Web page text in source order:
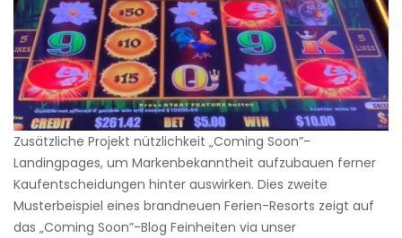
Zusätzliche Projekt nützlichkeit „Coming Soon”-
Landingpages, um Markenbekanntheit aufzubauen ferner
Kaufentscheidungen hinter auswirken. Dies zweite
Musterbeispiel eines brandneuen Ferien-Resorts zeigt auf
das „Coming Soon”-Blog Feinheiten via unser